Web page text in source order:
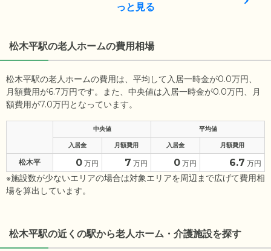
っと見る
松木平駅の老人ホームの費用相場
松木平駅の老人ホームの費用は、平均して入居一時金が0.0万円、
月額費用が6.7万円です。また、中央値は入居一時金が0.0万円、月
額費用が7.0万円となっています。
中央値 平均値
入居金 月額費用 入居金 月額費用
松木平 0 万円 7 万円 0 万円 6.7 万円
※施設数が少ないエリアの場合は対象エリアを周辺まで広げて費用相
場を算出しています。
松木平駅の近くの駅から老人ホーム・介護施設を探す